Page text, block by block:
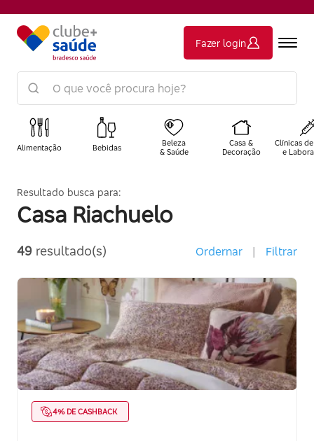
Fazer login
Alimentação Bebidas
Beleza
& Saúde
Casa &
Decoração
Clínicas
e
Resultado busca para:
Casa Riachuelo
49 resultado(s) Ordernar | Filtrar
4% DE CASHBACK